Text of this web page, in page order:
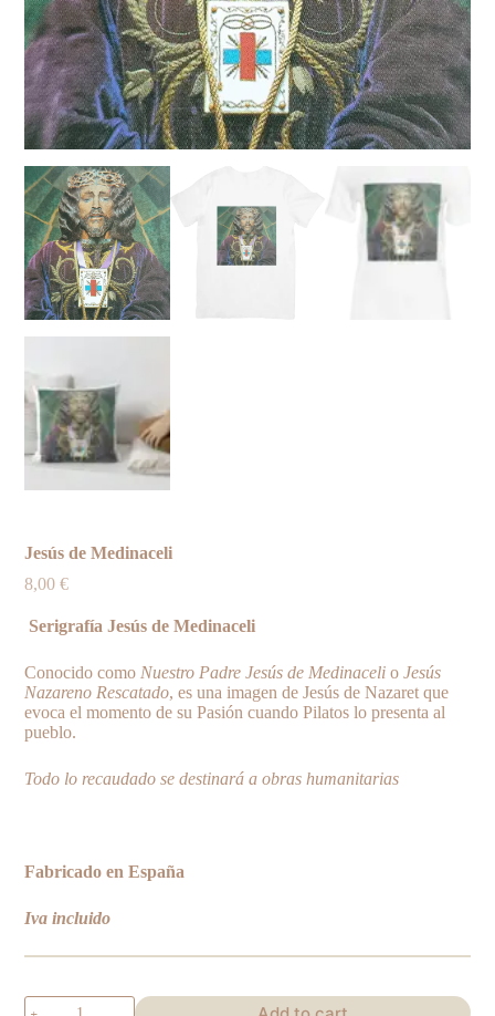
Jesús de Medinaceli
8,00€
Serigrafía Jesús de Medinaceli
Conocido como Nuestro Padre Jesús de Medinaceli oJesús
Nazareno Rescatado, es una imagen de Jesús de Nazaret que
evoca el momento de su Pasión cuando Pilatos lo presenta al
pueblo.
Todo lo recaudado se destinará a obras humanitarias
Fabricado en España
Iva incluido
Jesús